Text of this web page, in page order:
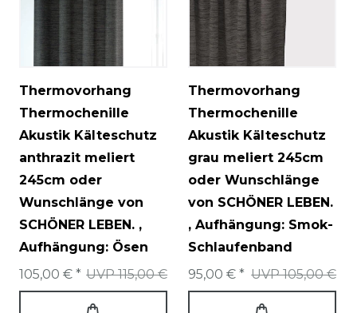
Thermovorhang
Thermochenille
Akustik Kälteschutz
anthrazit meliert
245cm oder
Wunschlänge von
SCHÖNER LEBEN. ,
Aufhängung: Ösen
UVP 115,00 €
105,00 € *
Thermovorhang
Thermochenille
Akustik Kälteschutz
grau meliert 245cm
oder Wunschlänge
von SCHÖNER LEBEN.
, Aufhängung: Smok-
Schlaufenband
UVP 105,00 €
95,00 € *